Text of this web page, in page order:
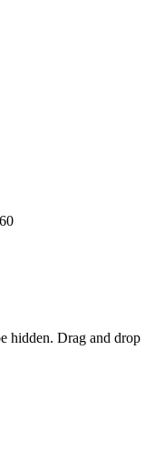
hidden. Drag and drop